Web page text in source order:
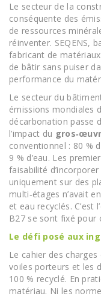
Le secteur de la
conséquente des
de ressources
réinventer. SEQENS,
fabricant de
de bâtir sans puiser
performance du
Le secteur du
émissions mondiales
décarbonation passe
l’impact du
conventionnel : 80 %
9 % d’eau. Les
faisabilité
uniquement sur des
multi‑étages n’avait
et eau recyclés. C’est
B27 se sont fixé pour
Le défi posé aux
Le cahier des
voiles porteurs et les
100 % recyclé. En
matériau. Ni les